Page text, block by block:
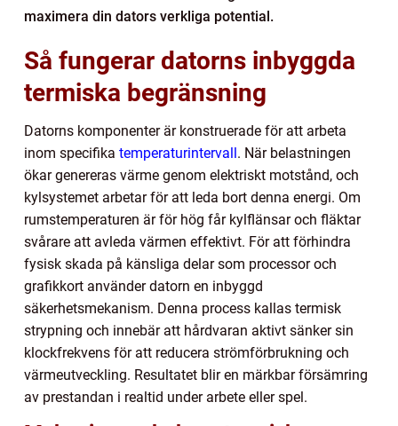
maximera din dators verkliga potential.
Så fungerar datorns inbyggda
termiska begränsning
Datorns komponenter är konstruerade för att arbeta
inom specifika temperaturintervall. När belastningen
ökar genereras värme genom elektriskt motstånd, och
kylsystemet arbetar för att leda bort denna energi. Om
rumstemperaturen är för hög får kylflänsar och fläktar
svårare att avleda värmen effektivt. För att förhindra
fysisk skada på känsliga delar som processor och
grafikkort använder datorn en inbyggd
säkerhetsmekanism. Denna process kallas termisk
strypning och innebär att hårdvaran aktivt sänker sin
klockfrekvens för att reducera strömförbrukning och
värmeutveckling. Resultatet blir en märkbar försämring
av prestandan i realtid under arbete eller spel.